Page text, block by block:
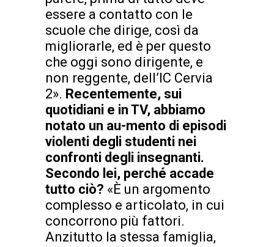
essere a contatto con le
scuole che dirige, così da
migliorarle, ed è per questo
che oggi sono dirigente, e
non reggente, dell’IC Cervia
2». Recentemente, sui
quotidiani e in TV, abbiamo
notato un au-mento di episodi
violenti degli studenti nei
confronti degli insegnanti.
Secondo lei, perché accade
tutto ciò? «È un argomento
complesso e articolato, in cui
concorrono più fattori.
Anzitutto la stessa famiglia,